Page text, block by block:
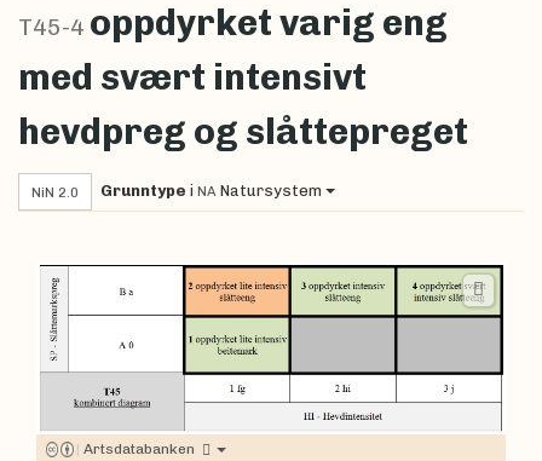
T45-4 oppdyrket varig eng
med svært intensivt
hevdpreg og slåttepreget
NiN 2.0 Grunntype i NA Natursystem
| Artsdatabanken